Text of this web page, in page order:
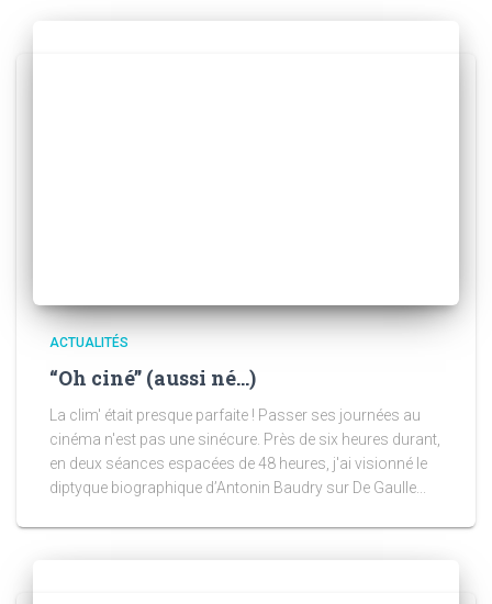
ACTUALITÉS
“Oh ciné” (aussi né…)
La clim' était presque parfaite ! Passer ses journées au
cinéma n'est pas une sinécure. Près de six heures durant,
en deux séances espacées de 48 heures, j'ai visionné le
diptyque biographique d’Antonin Baudry sur De Gaulle...